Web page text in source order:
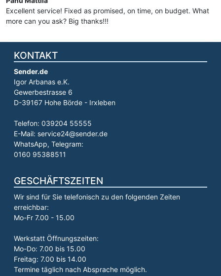
Excellent service! Fixed as promised, on time, on budget. What
more can you ask? Big thanks!!!
KONTAKT
Sender.de
Igor Arbanas e.K.
Gewerbestrasse 6
D-39167 Hohe Börde - Irxleben
Telefon: 039204 55555
E-Mail: service24@sender.de
WhatsApp, Telegram:
0160 95388511
GESCHÄFTSZEITEN
Wir sind für Sie telefonisch zu den folgenden Zeiten
erreichbar:
Mo-Fr 7.00 - 15.00
Werkstatt Öffnungszeiten:
Mo-Do: 7.00 bis 15.00
Freitag: 7.00 bis 14.00
Termine täglich nach Absprache möglich.